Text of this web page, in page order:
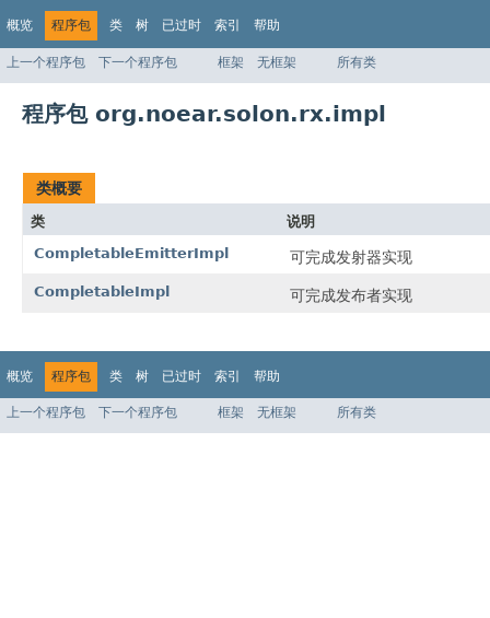
概览 程序包 类 树 已过时 索引 帮助
上一个程序包 下一个程序包 框架 无框架 所有类
程序包 org.noear.solon.rx.impl
类概要
类
说明
CompletableEmitterImpl
可完成发射器实现
CompletableImpl 可完成发布者实现
概览 程序包 类 树 已过时 索引 帮助
上一个程序包 下一个程序包 框架 无框架 所有类